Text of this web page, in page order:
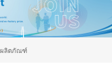
ผลิตภัณฑ์